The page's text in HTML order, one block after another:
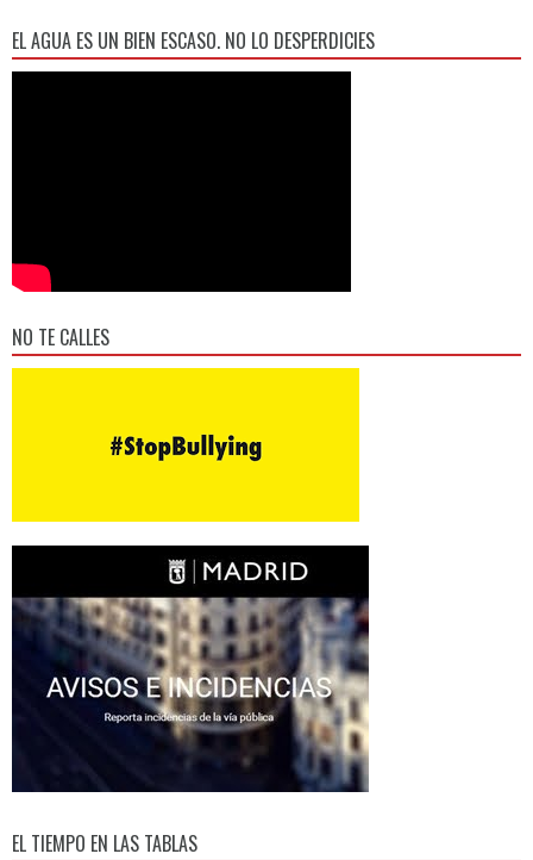
EL AGUA ES UN BIEN ESCASO. NO LO DESPERDICIES
NO TE CALLES
EL TIEMPO EN LAS TABLAS